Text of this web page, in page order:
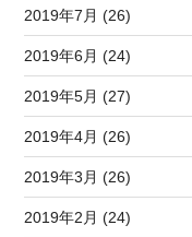
2019年7月 (26)
2019年6月 (24)
2019年5月 (27)
2019年4月 (26)
2019年3月 (26)
2019年2月 (24)